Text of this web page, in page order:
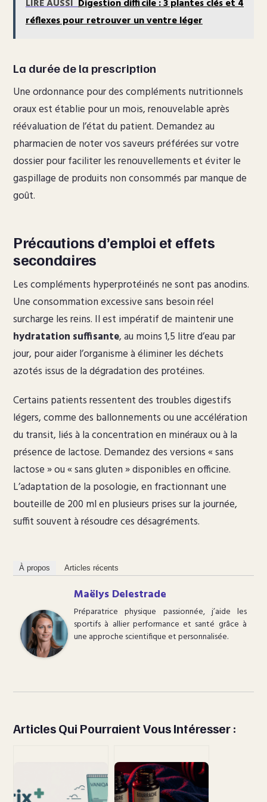
LIRE AUSSI Digestion difficile : 3 plantes clés et 4
réflexes pour retrouver un ventre léger
La durée de la prescription
Une ordonnance pour des compléments nutritionnels
oraux est établie pour un mois, renouvelable après
réévaluation de l’état du patient. Demandez au
pharmacien de noter vos saveurs préférées sur votre
dossier pour faciliter les renouvellements et éviter le
gaspillage de produits non consommés par manque de
goût.
Précautions d’emploi et effets
secondaires
Les compléments hyperprotéinés ne sont pas anodins.
Une consommation excessive sans besoin réel
surcharge les reins. Il est impératif de maintenir une
hydratation suffisante, au moins 1,5 litre d’eau par
jour, pour aider l’organisme à éliminer les déchets
azotés issus de la dégradation des protéines.
Certains patients ressentent des troubles digestifs
légers, comme des ballonnements ou une accélération
du transit, liés à la concentration en minéraux ou à la
présence de lactose. Demandez des versions « sans
lactose » ou « sans gluten » disponibles en officine.
L’adaptation de la posologie, en fractionnant une
bouteille de 200 ml en plusieurs prises sur la journée,
suffit souvent à résoudre ces désagréments.
À propos Articles récents
Maëlys Delestrade
Préparatrice physique passionnée, j’aide les
sportifs à allier performance et santé grâce à
une approche scientifique et personnalisée.
Articles Qui Pourraient Vous Intéresser :